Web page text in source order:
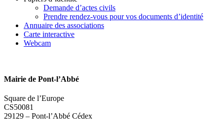
Demande d’actes civils
Prendre rendez-vous pour vos documents d’identité
Annuaire des associations
Carte interactive
Webcam
Mairie de Pont-l’Abbé
Square de l’Europe
CS50081
29129 – Pont-l’Abbé Cédex